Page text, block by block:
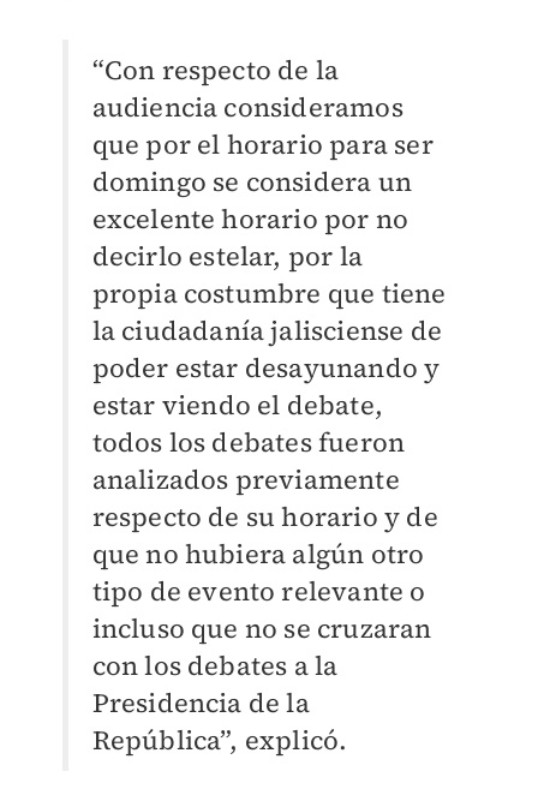
“Con respecto de la
audiencia consideramos
que por el horario para ser
domingo se considera un
excelente horario por no
decirlo estelar, por la
propia costumbre que tiene
la ciudadanía jalisciense de
poder estar desayunando y
estar viendo el debate,
todos los debates fueron
analizados previamente
respecto de su horario y de
que no hubiera algún otro
tipo de evento relevante o
incluso que no se cruzaran
con los debates a la
Presidencia de la
República”, explicó.